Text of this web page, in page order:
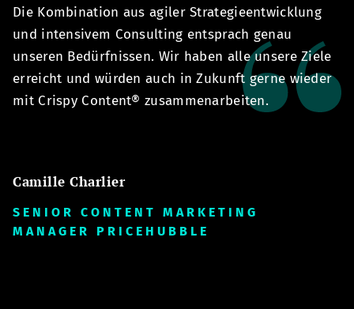
Die Kombination aus agiler Strategieentwicklung
und intensivem Consulting entsprach genau
unseren Bedürfnissen. Wir haben alle unsere Ziele
erreicht und würden auch in Zukunft gerne wieder
mit Crispy Content® zusammenarbeiten.
Camille Charlier
SENIOR CONTENT MARKETING
MANAGER PRICEHUBBLE